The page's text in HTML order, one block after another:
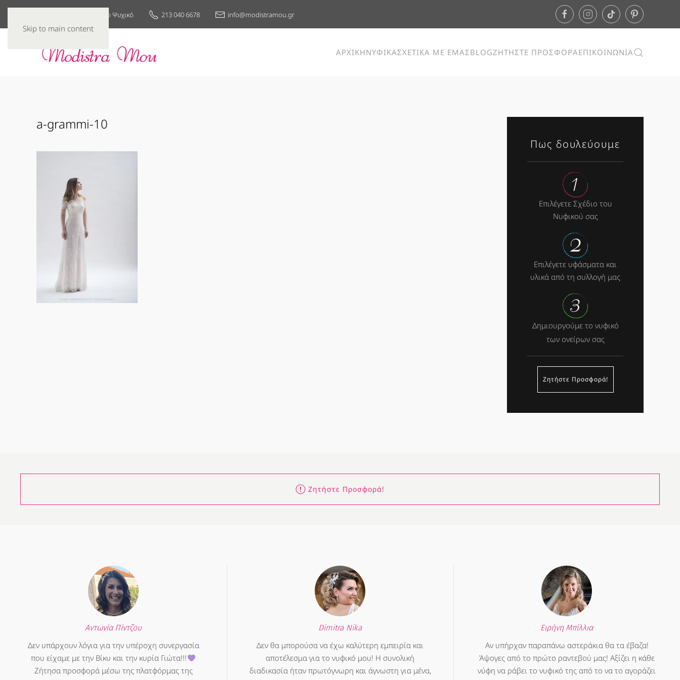
Skip to main content
25ης Μαρτίου 7, Νέο Ψυχικό 213 040 6678 info@modistramou.gr
ΑΡΧΙΚΗΝΥΦΙΚΑΣΧΕΤΙΚΑ ΜΕ ΕΜΑΣBLOGΖΗΤΗΣΤΕ ΠΡΟΣΦΟΡΑΕΠΙΚΟΙΝΩΝΙΑ
a-grammi-10
Πως δουλεύουμε
Επιλέγετε Σχέδιο του
Νυφικού σας
Επιλέγετε υφάσματα και
υλικά από τη συλλογή μας
Δημιουργούμε το νυφικό
των ονείρων σας
Ζητήστε Προσφορά!
Ζητήστε Προσφορά!
Αντωνία Πίντζου
Δεν υπάρχουν λόγια για την υπέροχη συνεργασία
που είχαμε με την Βίκυ και την κυρία Γιώτα!!!
Ζήτησα προσφορά μέσω της πλατφόρμας της
Dimitra Nika
Δεν θα μπορούσα να έχω καλύτερη εμπειρία και
αποτέλεσμα για το νυφικό μου! Η συνολική
διαδικασία ήταν πρωτόγνωρη και άγνωστη για μένα,
Ειρήνη Μπίλλια
Αν υπήρχαν παραπάνω αστεράκια θα τα έβαζα!
Άψογες από το πρώτο ραντεβού μας! Αξίζει η κάθε
νύφη να ράβει το νυφικό της από το να το αγοράζει